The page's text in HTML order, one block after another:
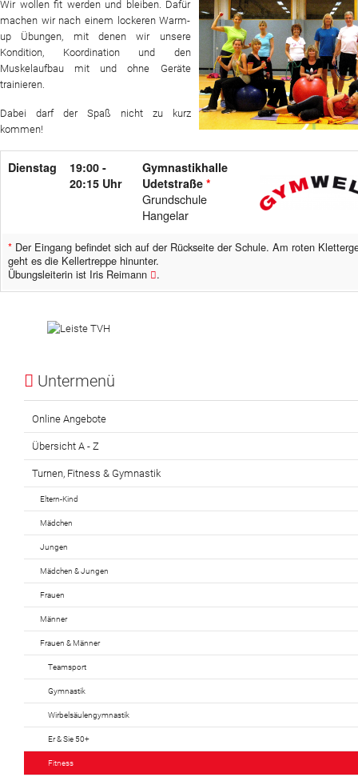
Website
News
Wir wollen fit werden und bleiben. Dafür
machen wir nach einem lockeren Warm-
up Übungen, mit denen wir unsere
Kondition, Koordination und den
Muskelaufbau mit und ohne Geräte
trainieren.
Dabei darf der Spaß nicht zu kurz
kommen!
Dienstag
19:00 -
20:15 Uhr
Gymnastikhalle
Udetstraße *
Grundschule
Hangelar
*Der Eingang befindet sich auf der Rückseite der Schule. Am roten
geht es die Kellertreppe hinunter.
Übungsleiterin ist Iris Reimann
.
Untermenü
Online Angebote
Übersicht A - Z
Turnen, Fitness & Gymnastik
Eltern-Kind
Mädchen
Jungen
Mädchen & Jungen
Frauen
Männer
Frauen & Männer
Teamsport
Gymnastik
Wirbelsäulengymnastik
Er & Sie 50+
Fitness